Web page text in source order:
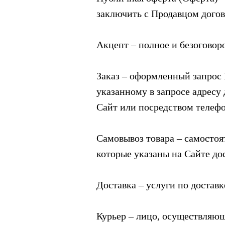
заключить с Продавцом
Акцепт – полное и
Заказ – оформленный
указанному в запросе
Сайт или посредством
Самовывоз товара –
которые указаны на Сайте
Доставка – услуги по
Курьер – лицо,